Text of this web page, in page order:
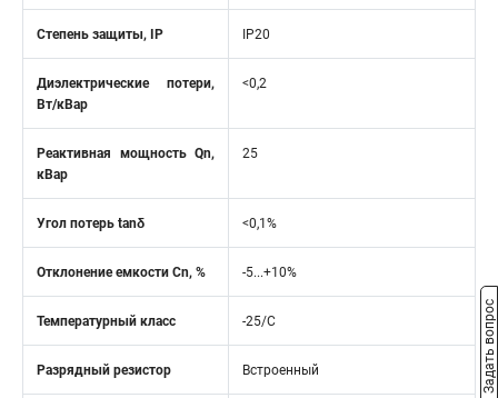
Степень защиты, IP IP20
Диэлектрические потери,
Вт/кВар
<0,2
Реактивная мощность Qn,
кВар
25
Угол потерь tanδ <0,1%
Отклонение емкости Cn, % -5...+10%
Температурный класс -25/С
Разрядный резистор Встроенный Задать вопрос